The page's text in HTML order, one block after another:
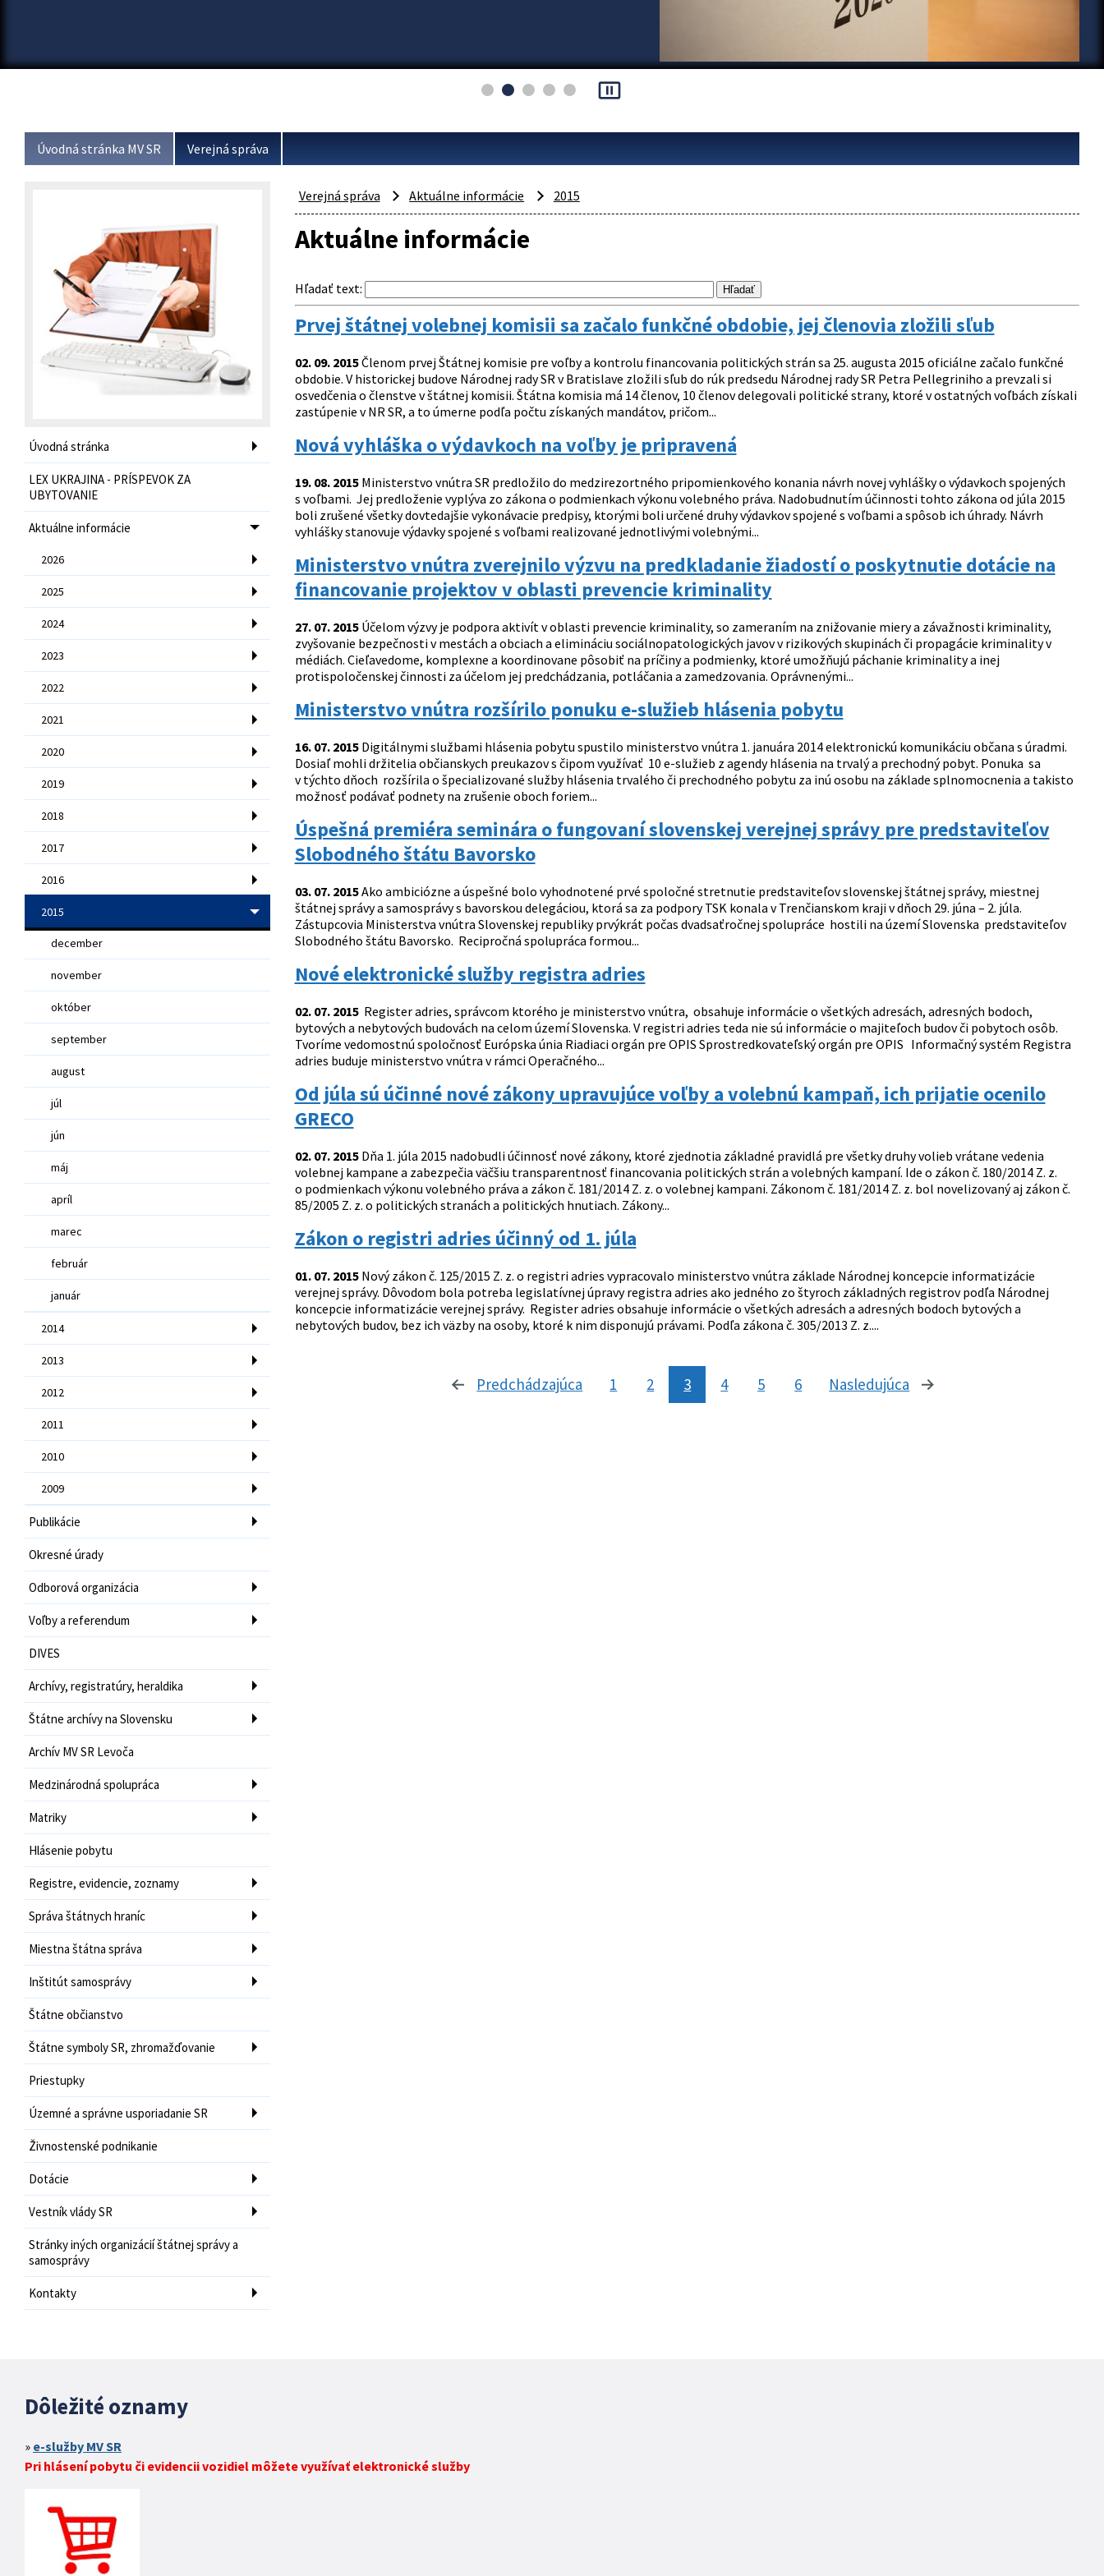
pause_presentation
Úvodná stránka MV SR Verejná správa
Úvodná stránka
LEX UKRAJINA - PRÍSPEVOK ZA
UBYTOVANIE
Aktuálne informácie
2026
2025
2024
2023
2022
2021
2020
2019
2018
2017
2016
2015
december
november
október
september
august
júl
jún
máj
apríl
marec
február
január
2014
2013
2012
2011
2010
2009
Publikácie
Okresné úrady
Odborová organizácia
Voľby a referendum
DIVES
Archívy, registratúry, heraldika
Štátne archívy na Slovensku
Archív MV SR Levoča
Medzinárodná spolupráca
Matriky
Hlásenie pobytu
Registre, evidencie, zoznamy
Správa štátnych hraníc
Miestna štátna správa
Inštitút samosprávy
Štátne občianstvo
Štátne symboly SR, zhromažďovanie
Priestupky
Územné a správne usporiadanie SR
Živnostenské podnikanie
Dotácie
Vestník vlády SR
Stránky iných organizácií štátnej správy a
samosprávy
Kontakty
Verejná správa Aktuálne informácie 2015
Aktuálne informácie
Hľadať text:
Prvej štátnej volebnej komisii sa začalo funkčné obdobie, jej členovia zložili sľub
02. 09. 2015Členom prvej Štátnej komisie pre voľby a kontrolu financovania politických strán sa 25. augusta 2015 oficiálne začalo funkčné
obdobie. V historickej budove Národnej rady SR v Bratislave zložili sľub do rúk predsedu Národnej rady SR Petra Pellegriniho a prevzali si
osvedčenia o členstve v štátnej komisii. Štátna komisia má 14 členov, 10 členov delegovali politické strany, ktoré v ostatných voľbách získali
zastúpenie v NR SR, a to úmerne podľa počtu získaných mandátov, pričom...
Nová vyhláška o výdavkoch na voľby je pripravená
19. 08. 2015Ministerstvo vnútra SR predložilo do medzirezortného pripomienkového konania návrh novej vyhlášky o výdavkoch spojených
s voľbami. Jej predloženie vyplýva zo zákona o podmienkach výkonu volebného práva. Nadobudnutím účinnosti tohto zákona od júla 2015
boli zrušené všetky dovtedajšie vykonávacie predpisy, ktorými boli určené druhy výdavkov spojené s voľbami a spôsob ich úhrady. Návrh
vyhlášky stanovuje výdavky spojené s voľbami realizované jednotlivými volebnými...
Ministerstvo vnútra zverejnilo výzvu na predkladanie žiadostí o poskytnutie dotácie na
financovanie projektov v oblasti prevencie kriminality
27. 07. 2015Účelom výzvy je podpora aktivít v oblasti prevencie kriminality, so zameraním na znižovanie miery a závažnosti kriminality,
zvyšovanie bezpečnosti v mestách a obciach a elimináciu sociálnopatologických javov v rizikových skupinách či propagácie kriminality v
médiách. Cieľavedome, komplexne a koordinovane pôsobiť na príčiny a podmienky, ktoré umožňujú páchanie kriminality a inej
protispoločenskej činnosti za účelom jej predchádzania, potláčania a zamedzovania. Oprávnenými...
Ministerstvo vnútra rozšírilo ponuku e-služieb hlásenia pobytu
16. 07. 2015Digitálnymi službami hlásenia pobytu spustilo ministerstvo vnútra 1. januára 2014 elektronickú komunikáciu občana s úradmi.
Dosiaľ mohli držitelia občianskych preukazov s čipom využívať 10 e-služieb z agendy hlásenia na trvalý a prechodný pobyt. Ponuka sa
v týchto dňoch rozšírila o špecializované služby hlásenia trvalého či prechodného pobytu za inú osobu na základe splnomocnenia a takisto
možnosť podávať podnety na zrušenie oboch foriem...
Úspešná premiéra seminára o fungovaní slovenskej verejnej správy pre predstaviteľov
Slobodného štátu Bavorsko
03. 07. 2015Ako ambiciózne a úspešné bolo vyhodnotené prvé spoločné stretnutie predstaviteľov slovenskej štátnej správy, miestnej
štátnej správy a samosprávy s bavorskou delegáciou, ktorá sa za podpory TSK konala v Trenčianskom kraji v dňoch 29. júna – 2. júla.
Zástupcovia Ministerstva vnútra Slovenskej republiky prvýkrát počas dvadsaťročnej spolupráce hostili na území Slovenska predstaviteľov
Slobodného štátu Bavorsko. Recipročná spolupráca formou...
Nové elektronické služby registra adries
02. 07. 2015Register adries, správcom ktorého je ministerstvo vnútra, obsahuje informácie o všetkých adresách, adresných bodoch,
bytových a nebytových budovách na celom území Slovenska. V registri adries teda nie sú informácie o majiteľoch budov či pobytoch osôb.
Tvoríme vedomostnú spoločnosť Európska únia Riadiaci orgán pre OPIS Sprostredkovateľský orgán pre OPIS Informačný systém Registra
adries buduje ministerstvo vnútra v rámci Operačného...
Od júla sú účinné nové zákony upravujúce voľby a volebnú kampaň, ich prijatie ocenilo
GRECO
02. 07. 2015Dňa 1. júla 2015 nadobudli účinnosť nové zákony, ktoré zjednotia základné pravidlá pre všetky druhy volieb vrátane vedenia
volebnej kampane a zabezpečia väčšiu transparentnosť financovania politických strán a volebných kampaní. Ide o zákon č. 180/2014 Z. z.
o podmienkach výkonu volebného práva a zákon č. 181/2014 Z. z. o volebnej kampani. Zákonom č. 181/2014 Z. z. bol novelizovaný aj zákon č.
85/2005 Z. z. o politických stranách a politických hnutiach. Zákony...
Zákon o registri adries účinný od 1. júla
01. 07. 2015Nový zákon č. 125/2015 Z. z. o registri adries vypracovalo ministerstvo vnútra základe Národnej koncepcie informatizácie
verejnej správy. Dôvodom bola potreba legislatívnej úpravy registra adries ako jedného zo štyroch základných registrov podľa Národnej
koncepcie informatizácie verejnej správy. Register adries obsahuje informácie o všetkých adresách a adresných bodoch bytových a
nebytových budov, bez ich väzby na osoby, ktoré k nim disponujú právami. Podľa zákona č. 305/2013 Z. z....
Predchádzajúca stránka
1 2 3 4 5 6 Nasledujúca stránka
Dôležité oznamy
e-služby MV SR
Pri hlásení pobytu či evidencii vozidiel môžete využívať elektronické služby